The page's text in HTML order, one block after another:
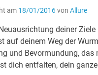
am 18/01/2016von Allure
deiner Ziele
auf deinem Weg der
und Bevormundung, das
dich entfalten, dein